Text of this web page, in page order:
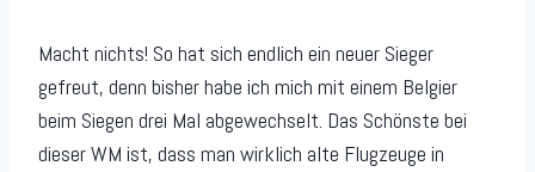
Macht nichts! So hat sich endlich ein neuer Sieger
gefreut, denn bisher habe ich mich mit einem Belgier
beim Siegen drei Mal abgewechselt. Das Schönste bei
dieser WM ist, dass man wirklich alte Flugzeuge in